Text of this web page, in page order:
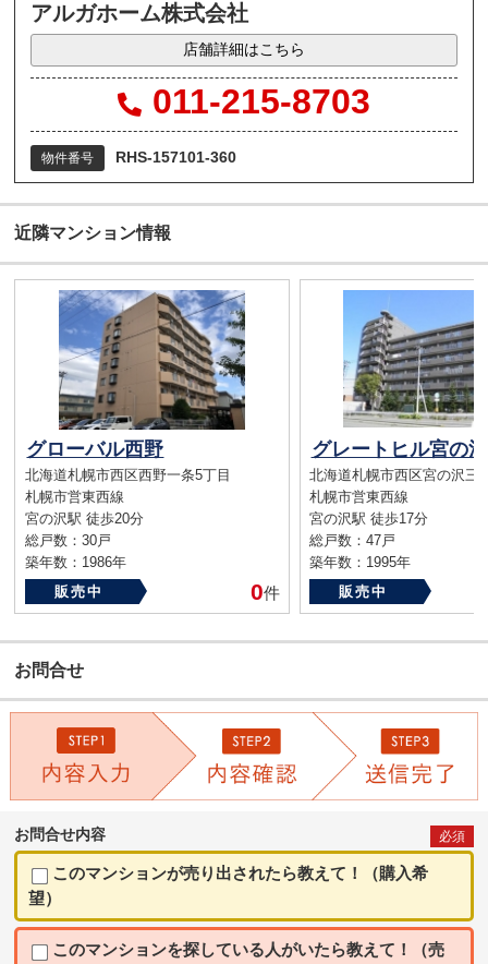
アルガホーム株式会社
店舗詳細はこちら
011-215-8703
物件番号 RHS-157101-360
近隣マンション情報
グローバル西野
北海道札幌市西区西野一条5丁目
札幌市営東西線
宮の沢駅 徒歩20分
総戸数：30戸
築年数：1986年
販売中
0件
グレートヒル宮の沢
北海道札幌市西区宮の沢三
札幌市営東西線
宮の沢駅 徒歩17分
総戸数：47戸
築年数：1995年
販売中
お問合せ
お問合せ内容 必須
このマンションが売り出されたら教えて！（購入希
望）
このマンションを探している人がいたら教えて！（売